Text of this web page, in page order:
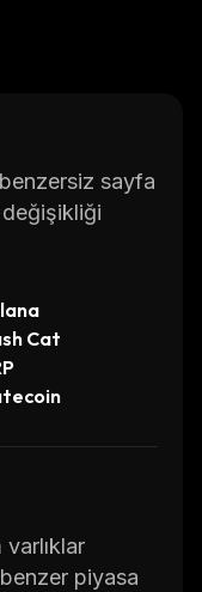
sayfa
Cat
piyasa